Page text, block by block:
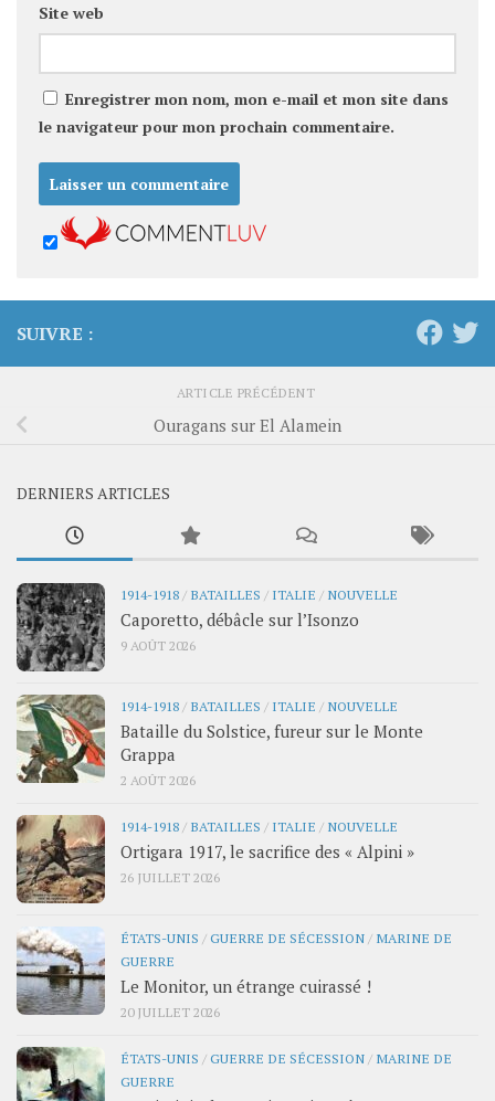
Site web
Enregistrer mon nom, mon e-mail et mon site dans
le navigateur pour mon prochain commentaire.
SUIVRE :
ARTICLE PRÉCÉDENT
Ouragans sur El Alamein
DERNIERS ARTICLES
1914-1918 / BATAILLES / ITALIE / NOUVELLE
Caporetto, débâcle sur l’Isonzo
9 AOÛT 2026
1914-1918 / BATAILLES / ITALIE / NOUVELLE
Bataille du Solstice, fureur sur le Monte
Grappa
2 AOÛT 2026
1914-1918 / BATAILLES / ITALIE / NOUVELLE
Ortigara 1917, le sacrifice des « Alpini »
26 JUILLET 2026
ÉTATS-UNIS /GUERRE DE SÉCESSION / MARINE DE
GUERRE
Le Monitor, un étrange cuirassé !
20 JUILLET 2026
ÉTATS-UNIS /GUERRE DE SÉCESSION / MARINE DE
GUERRE